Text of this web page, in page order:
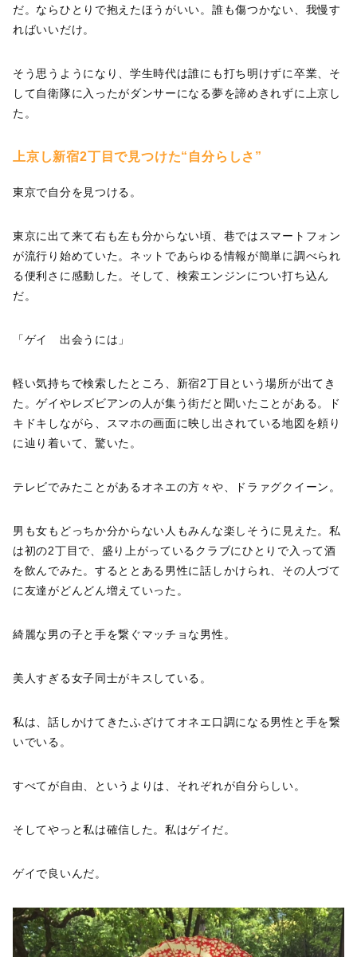
だ。ならひとりで抱えたほうがいい。誰も傷つかない、我慢す
ればいいだけ。
そう思うようになり、学生時代は誰にも打ち明けずに卒業、そ
して自衛隊に入ったがダンサーになる夢を諦めきれずに上京し
た。
上京し新宿2丁目で見つけた“自分らしさ”
東京で自分を見つける。
東京に出て来て右も左も分からない頃、巷ではスマートフォン
が流行り始めていた。ネットであらゆる情報が簡単に調べられ
る便利さに感動した。そして、検索エンジンについ打ち込ん
だ。
「ゲイ 出会うには」
軽い気持ちで検索したところ、新宿2丁目という場所が出てき
た。ゲイやレズビアンの人が集う街だと聞いたことがある。ド
キドキしながら、スマホの画面に映し出されている地図を頼り
に辿り着いて、驚いた。
テレビでみたことがあるオネエの方々や、ドラァグクイーン。
男も女もどっちか分からない人もみんな楽しそうに見えた。私
は初の2丁目で、盛り上がっているクラブにひとりで入って酒
を飲んでみた。するととある男性に話しかけられ、その人づて
に友達がどんどん増えていった。
綺麗な男の子と手を繋ぐマッチョな男性。
美人すぎる女子同士がキスしている。
私は、話しかけてきたふざけてオネエ口調になる男性と手を繋
いでいる。
すべてが自由、というよりは、それぞれが自分らしい。
そしてやっと私は確信した。私はゲイだ。
ゲイで良いんだ。